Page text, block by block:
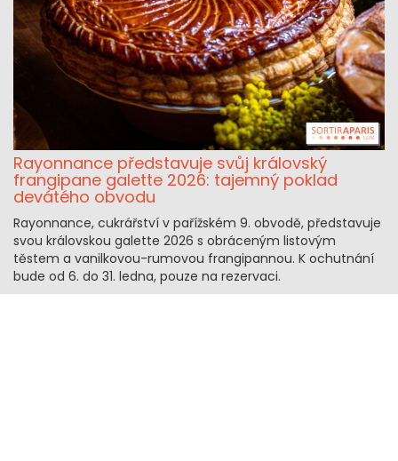
Rayonnance představuje svůj královský
frangipane galette 2026: tajemný poklad
devátého obvodu
Rayonnance, cukrářství v pařížském 9. obvodě, představuje
svou královskou galette 2026 s obráceným listovým
těstem a vanilkovou-rumovou frangipannou. K ochutnání
bude od 6. do 31. ledna, pouze na rezervaci.